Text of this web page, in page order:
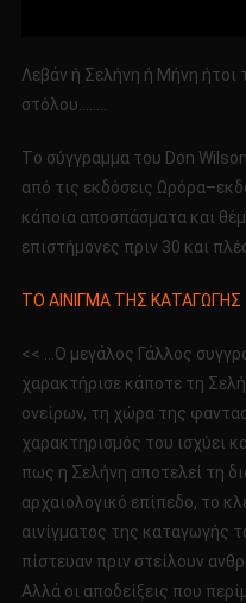
Λεβάν ή Σελήνη ή Μήνη ήτοι
στόλου……..
Tο σύγγραμμα του Don
από τις εκδόσεις
κάποια αποσπάσματα και
επιστήμονες πριν 30 και
ΤΟ ΑΙΝΙΓΜΑ ΤΗΣ
<< …Ο μεγάλος Γάλλος
χαρακτήρισε κάποτε τη
ονείρων, τη χώρα της
χαρακτηρισμός του ισχύει
πως η Σελήνη αποτελεί τη
αρχαιολογικό επίπεδο, το
αινίγματος της καταγωγής
πίστευαν πριν στείλουν
Αλλά οι αποδείξεις που